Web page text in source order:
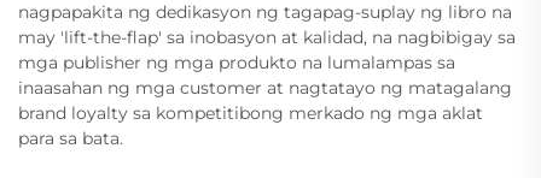
nagpapakita ng dedikasyon ng tagapag-suplay ng libro na
may 'lift-the-flap' sa inobasyon at kalidad, na nagbibigay sa
mga publisher ng mga produkto na lumalampas sa
inaasahan ng mga customer at nagtatayo ng matagalang
brand loyalty sa kompetitibong merkado ng mga aklat
para sa bata.